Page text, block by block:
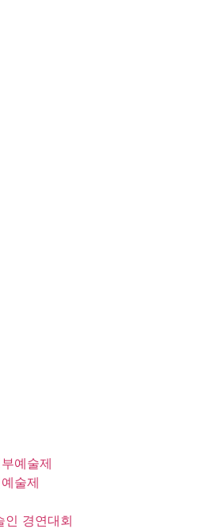
예술제
술제
인 경연대회